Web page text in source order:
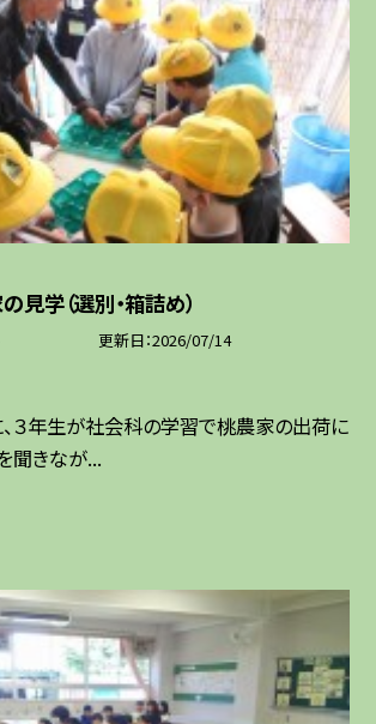
学（選別・箱詰め）
更新日 2026/07/14
、３年生が社会科の学習で桃農家の出荷に
聞きなが...